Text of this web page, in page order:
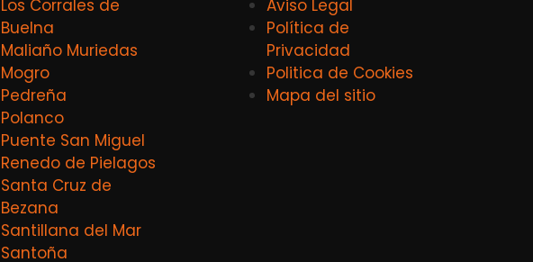
Los Corrales de
Buelna
Maliaño Muriedas
Mogro
Pedreña
Polanco
Puente San Miguel
Renedo de Pielagos
Santa Cruz de
Bezana
Santillana del Mar
Santoña
Aviso Legal
Política de
Privacidad
Politica de Cookies
Mapa del sitio